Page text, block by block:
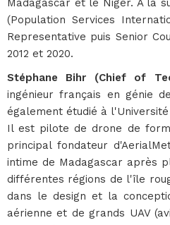
Madagascar et le Niger. A la
(Population Services
Representative puis Senior
2012 et 2020.
Stéphane Bihr (Chief of
ingénieur français en génie
également étudié à
Il est pilote de drone de
principal fondateur
intime de Madagascar après
différentes régions de l'île
dans le design et la
aérienne et de grands UAV